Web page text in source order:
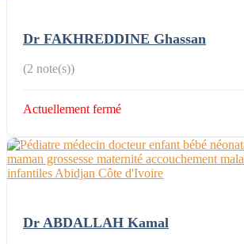
Dr FAKHREDDINE Ghassan
(2 note(s))
Actuellement fermé
Dr ABDALLAH Kamal